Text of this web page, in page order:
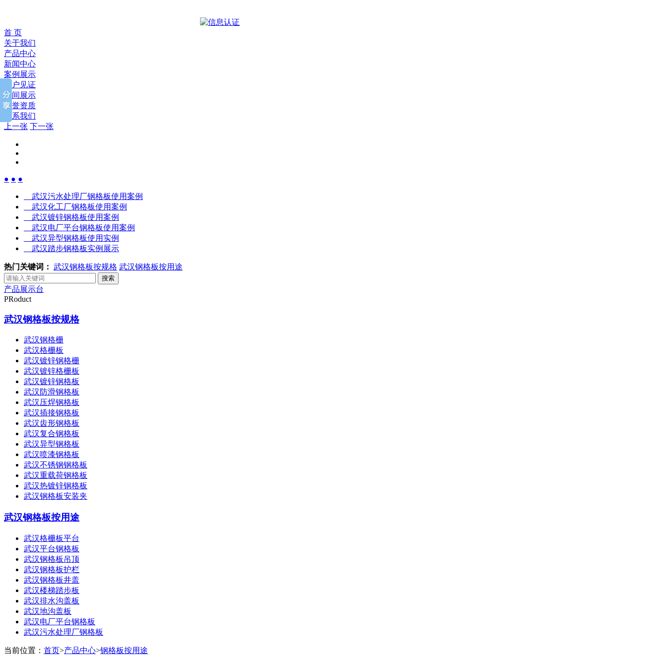
首 页
关于我们
产品中心
新闻中心
案例展示
客户见证
车间展示
荣誉资质
联系我们
上一张 下一张
● ● ●
武汉污水处理厂钢格板使用案例
武汉化工厂钢格板使用案例
武汉镀锌钢格板使用案例
武汉电厂平台钢格板使用案例
武汉异型钢格板使用实例
武汉踏步钢格板实例展示
热门关键词： 武汉钢格板按规格 武汉钢格板按用途
产品展示台
PRoduct
武汉钢格板按规格
武汉钢格栅
武汉格栅板
武汉镀锌钢格栅
武汉镀锌格栅板
武汉镀锌钢格板
武汉防滑钢格板
武汉压焊钢格板
武汉插接钢格板
武汉齿形钢格板
武汉复合钢格板
武汉异型钢格板
武汉喷漆钢格板
武汉不锈钢钢格板
武汉重载荷钢格板
武汉热镀锌钢格板
武汉钢格板安装夹
武汉钢格板按用途
武汉格栅板平台
武汉平台钢格板
武汉钢格板吊顶
武汉钢格板护栏
武汉钢格板井盖
武汉楼梯踏步板
武汉排水沟盖板
武汉地沟盖板
武汉电厂平台钢格板
武汉污水处理厂钢格板
当前位置： 首页>产品中心>钢格板按用途